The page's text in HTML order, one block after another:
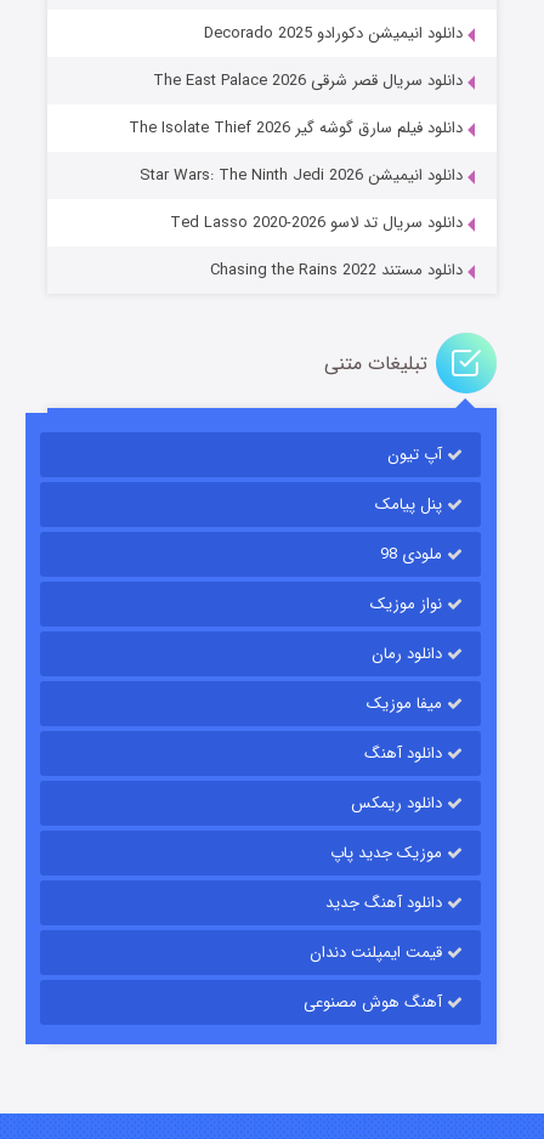
جادوگری در مغولستان
قسمت ۱۴ (زیرنویس) منتشر شد
قسمت
قسمت۲ (دوبله) منتشر شد
دانلود انیمیشن دکورادو Decorado 2025
دانلود سریال قصر شرقی The East Palace 2026
دانلود فیلم سارق گوشه گیر The Isolate Thief 2026
دانلود انیمیشن Star Wars: The Ninth Jedi 2026
دانلود سریال تد لاسو Ted Lasso 2020-2026
دانلود مستند Chasing the Rains 2022
تبلیغات متنی
آپ تیون
پنل پیامک
ملودی 98
نواز موزیک
دانلود رمان
میفا موزیک
دانلود آهنگ
دانلود ریمکس
موزیک جدید پاپ
دانلود آهنگ جدید
قیمت ایمپلنت دندان
آهنگ هوش مصنوعی